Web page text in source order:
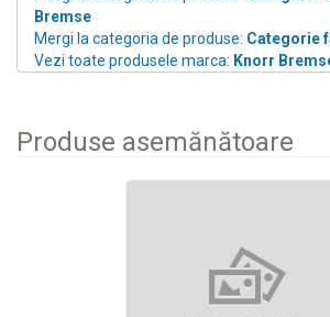
Bremse
Mergi la categoria de produse: Categorie
Vezi toate produsele marca: Knorr
Produse asemănătoare